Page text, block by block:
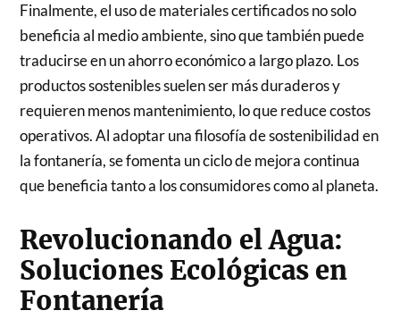
Finalmente, el uso de materiales certificados no solo
beneficia al medio ambiente, sino que también puede
traducirse en un ahorro económico a largo plazo. Los
productos sostenibles suelen ser más duraderos y
requieren menos mantenimiento, lo que reduce costos
operativos. Al adoptar una filosofía de sostenibilidad en
la fontanería, se fomenta un ciclo de mejora continua
que beneficia tanto a los consumidores como al planeta.
Revolucionando el Agua:
Soluciones Ecológicas en
Fontanería